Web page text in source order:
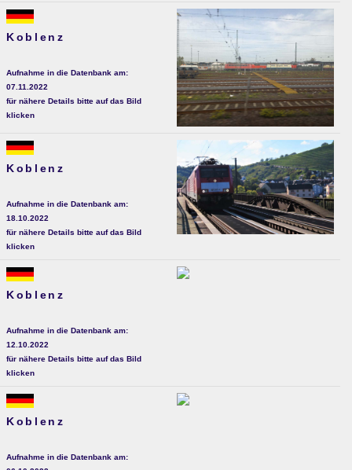
Koblenz
Aufnahme in die Datenbank am:
07.11.2022
für nähere Details bitte auf das Bild
klicken
Koblenz
Aufnahme in die Datenbank am:
18.10.2022
für nähere Details bitte auf das Bild
klicken
Koblenz
Aufnahme in die Datenbank am:
12.10.2022
für nähere Details bitte auf das Bild
klicken
Koblenz
Aufnahme in die Datenbank am: